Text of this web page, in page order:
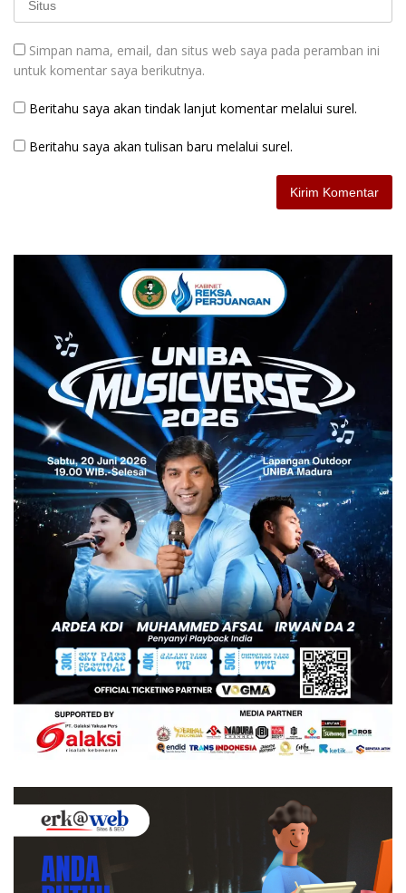
Simpan nama, email, dan situs web saya pada peramban ini
untuk komentar saya berikutnya.
Beritahu saya akan tindak lanjut komentar melalui surel.
Beritahu saya akan tulisan baru melalui surel.